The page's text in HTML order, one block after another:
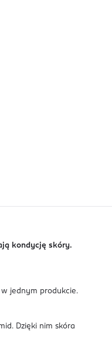
kondycję skóry.
jednym produkcie.
Dzięki nim skóra